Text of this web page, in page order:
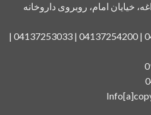
خیایان امام، روبروی داروخانه
شماره تماس: 04137252392 | 04137254200 | 04137253033 |